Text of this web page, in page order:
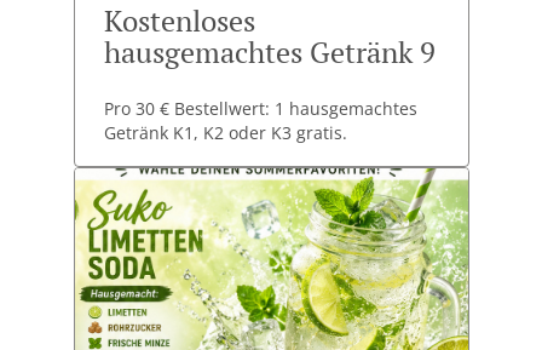
Kostenloses
hausgemachtes Getränk 9
Pro 30 € Bestellwert: 1 hausgemachtes
Getränk K1, K2 oder K3 gratis.